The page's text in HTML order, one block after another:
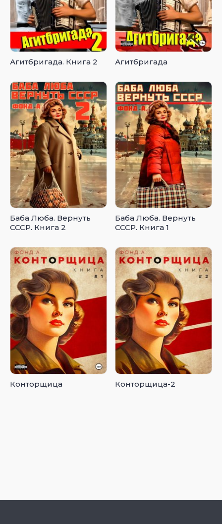
Агитбригада. Книга 2 Агитбригада
Баба Люба. Вернуть
СССР. Книга 2
Баба Люба. Вернуть
СССР. Книга 1
Конторщица Конторщица-2